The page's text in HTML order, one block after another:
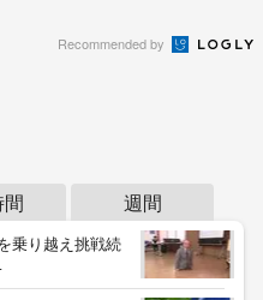
Recommended by
週間
乗り越え挑戦続